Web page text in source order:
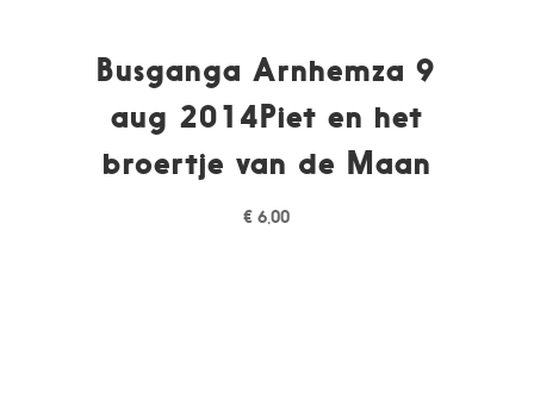
Busganga Arnhemza 9
aug 2014Piet en het
broertje van de Maan
€ 6,00